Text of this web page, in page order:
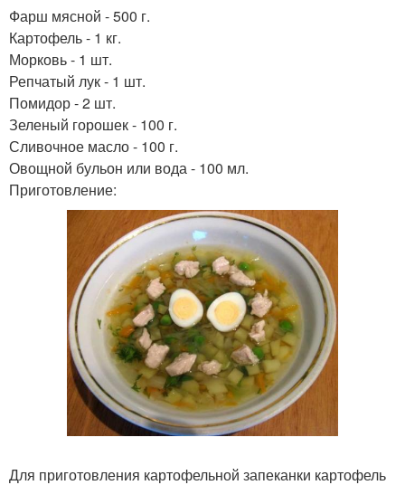
Фарш мясной - 500 г.
Картофель - 1 кг.
Морковь - 1 шт.
Репчатый лук - 1 шт.
Помидор - 2 шт.
Зеленый горошек - 100 г.
Сливочное масло - 100 г.
Овощной бульон или вода - 100 мл.
Приготовление:
Для приготовления картофельной запеканки картофель